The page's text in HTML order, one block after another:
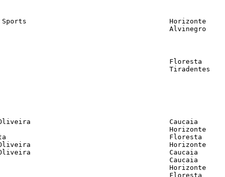
Arigol Sports
De Oliveira
Do Floresta
De Oliveira
De Oliveira